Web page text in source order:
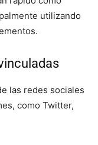
utilizando
las redes sociales
como Twitter,